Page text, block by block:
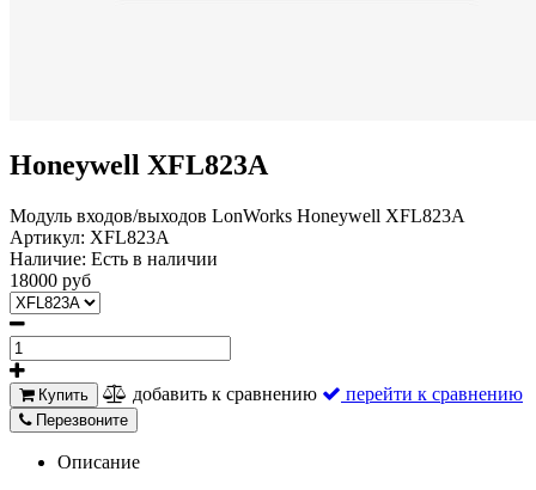
Honeywell XFL823A
Модуль входов/выходов LonWorks Honeywell XFL823A
Артикул: XFL823A
Наличие: Есть в наличии
18000 руб
Купить добавить к сравнению перейти к сравнению
Перезвоните
Описание